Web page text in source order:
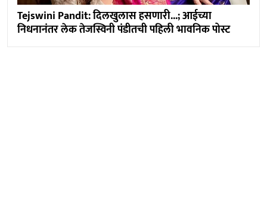
Tejswini Pandit: दिलखुलास हसणारी...; आईच्या
निधनानंतर लेक तेजस्विनी पंडीतची पहिली भावनिक पोस्ट